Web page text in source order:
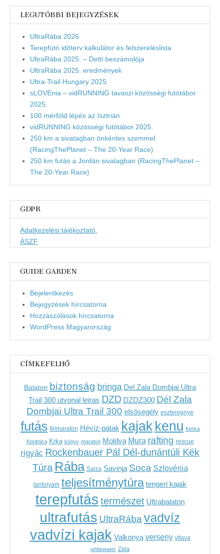
LEGUTÓBBI BEJEGYZÉSEK
UltraRába 2026
Terepfutó időterv kalkulátor és felszereléslista
UltraRába 2025. – Detti beszámolója
UltraRába 2025. eredmények
Ultra-Trail Hungary 2025.
sLOVEnia – vidRUNNING tavaszi közösségi futótábor
2025.
100 mérföld lépés az Isztrián
vidRUNNING közösségi futótábor 2025.
250 km a sivatagban önkéntes szemmel
(RacingThePlanet – The 20-Year Race)
250 km futás a Jordán sivatagban (RacingThePlanet –
The 20-Year Race)
GDPR
Adatkezelési tájékoztató.
ÁSZF
GUIDE GARDEN
Bejelentkezés
Bejegyzések hírcsatorna
Hozzászólások hírcsatorna
WordPress Magyarország
CÍMKEFELHŐ
Balaton biztonság bringa Del Zala Dombjai Ultra
Trail 300 utvonal leiras DZD DZDZ300 Dél Zala
Dombjai Ultra Trail 300 elsősegély eszteregnye
futás félmaraton Hévíz-patak kajak kenu Kerka
Koritnica Krka könyv maraton Moldva Mura rafting rescue
rigyác Rockenbauer Pál Dél-dunántúli Kék
Túra Rába Salza Savinja Soca Szlovénia
tanfolyam teljesítménytúra tengeri kajak
terepfutás természet Ultrabalaton
ultrafutás UltraRába vadvíz
vadvízi kajak Valkonya verseny vltava
whitewater Zala